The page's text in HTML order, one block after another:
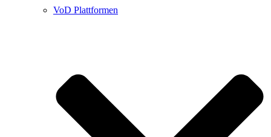
VoD Plattformen